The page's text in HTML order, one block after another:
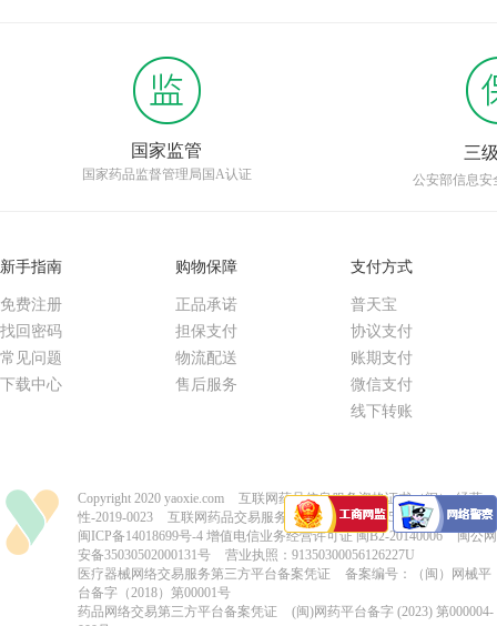
国家监管
国家药品监督管理局国A认证
三
公安部信息安
新手指南
免费注册
找回密码
常见问题
下载中心
购物保障
正品承诺
担保支付
物流配送
售后服务
支付方式
普天宝
协议支付
账期支付
微信支付
线下转账
Copyright 2020 yaoxie.com
互联网药品信息服务资格证书（闽）-经营
性-2019-0023
互联网药品交易服务资格证书-国A20150004
闽ICP备14018699号-4 增值电信业务经营许可证 闽B2-20140006
闽公网
安备35030502000131号
营业执照：91350300056126227U
医疗器械网络交易服务第三方平台备案凭证
备案编号：（闽）网械平
台备字（2018）第00001号
药品网络交易第三方平台备案凭证
(闽)网药平台备字 (2023) 第000004-